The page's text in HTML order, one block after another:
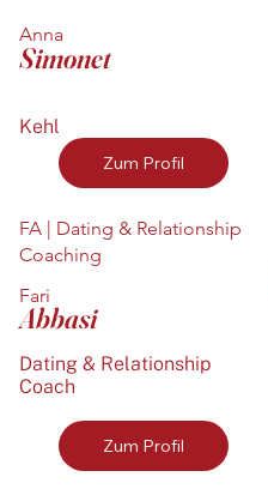
Anna
Simonet
Kehl
Zum Profil
FA | Dating & Relationship
Coaching
Fari
Abbasi
Dating & Relationship
Coach
Zum Profil